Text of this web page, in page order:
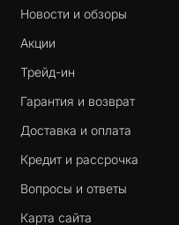
Новости и обзоры
Акции
Трейд-ин
Гарантия и возврат
Доставка и оплата
Кредит и рассрочка
Вопросы и ответы
Карта сайта